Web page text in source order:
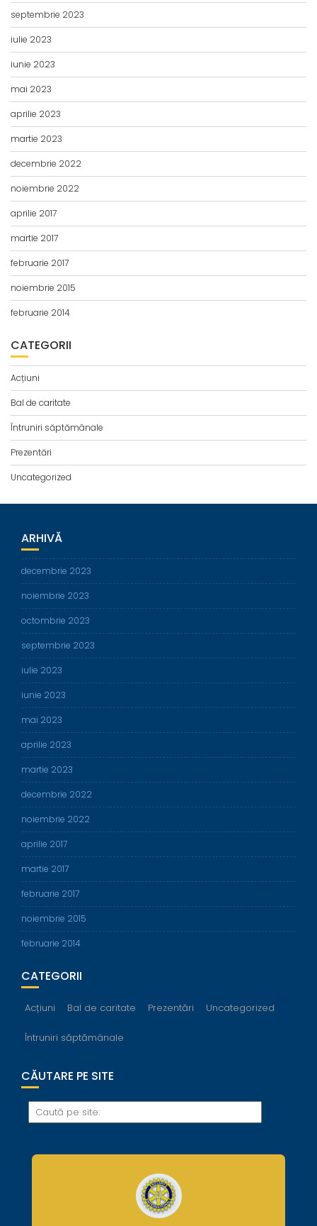
septembrie 2023
iulie 2023
iunie 2023
mai 2023
aprilie 2023
martie 2023
decembrie 2022
noiembrie 2022
aprilie 2017
martie 2017
februarie 2017
noiembrie 2015
februarie 2014
CATEGORII
Acțiuni
Bal de caritate
Întruniri săptămânale
Prezentări
Uncategorized
ARHIVĂ
decembrie 2023
noiembrie 2023
octombrie 2023
septembrie 2023
iulie 2023
iunie 2023
mai 2023
aprilie 2023
martie 2023
decembrie 2022
noiembrie 2022
aprilie 2017
martie 2017
februarie 2017
noiembrie 2015
februarie 2014
CATEGORII
Acțiuni Bal de caritate Prezentări Uncategorized
Întruniri săptămânale
CĂUTARE PE SITE